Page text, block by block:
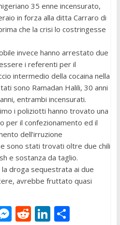
35 enne incensurato,
in forza alla ditta Carraro di
che la crisi lo costringesse
invece hanno arrestato due
i referenti per il
intermedio della cocaina nella
sono Ramadan Halili, 30 anni
entrambi incensurati.
i poliziotti hanno trovato una
per il confezionamento ed il
dell’irruzione
sono stati trovati oltre due chili
e sostanza da taglio.
droga sequestrata ai due
avrebbe fruttato quasi
M R Li C